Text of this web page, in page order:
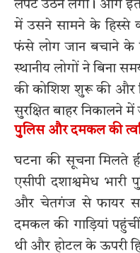
लपटें उठने लगीं। आग
में उसने सामने के हिस्से
फंसे लोग जान बचाने के
स्थानीय लोगों ने बिना
की कोशिश शुरू की और
सुरक्षित बाहर निकालने
पुलिस और दमकल की
घटना की सूचना मिलते
एसीपी दशाश्वमेध
और चेतगंज से फायर
दमकल की गाड़ियां
थी और होटल के ऊपरी